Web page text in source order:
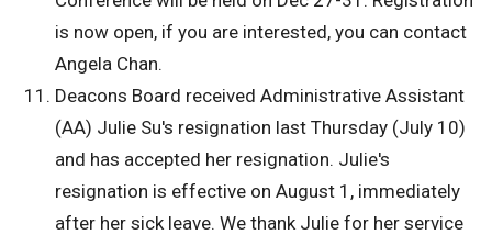
is now open, if you are interested, you can contact
Angela Chan.
Deacons Board received Administrative Assistant
(AA) Julie Su's resignation last Thursday (July 10)
and has accepted her resignation. Julie's
resignation is effective on August 1, immediately
after her sick leave. We thank Julie for her service